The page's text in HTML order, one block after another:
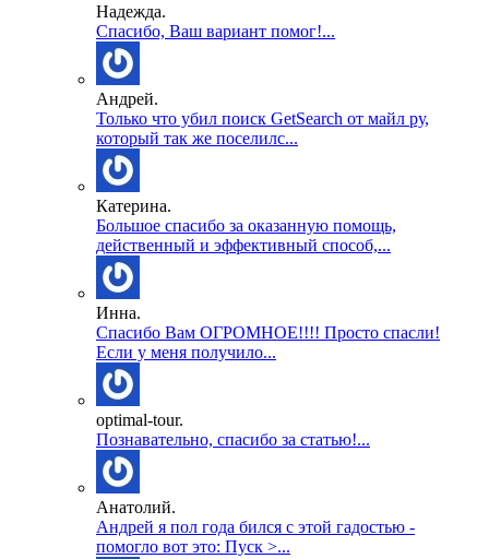
Надежда.
Спасибо, Ваш вариант помог!...
Андрей.
Только что убил поиск GetSearch от майл ру,
который так же поселилс...
Катерина.
Большое спасибо за оказанную помощь,
действенный и эффективный способ,...
Инна.
Спасибо Вам ОГРОМНОЕ!!!! Просто спасли!
Если у меня получило...
optimal-tour.
Познавательно, спасибо за статью!...
Анатолий.
Андрей я пол года бился с этой гадостью -
помогло вот это: Пуск >...